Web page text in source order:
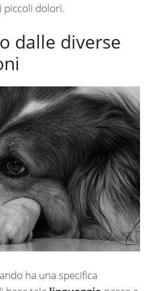
piccoli dolori.
dalle diverse
ha una specifica